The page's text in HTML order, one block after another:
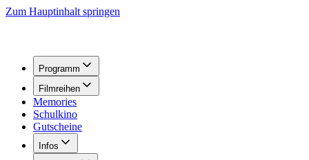
Zum Hauptinhalt springen
Programm
Filmreihen
Memories
Schulkino
Gutscheine
Infos